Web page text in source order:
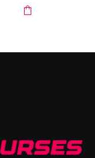
initial
était :